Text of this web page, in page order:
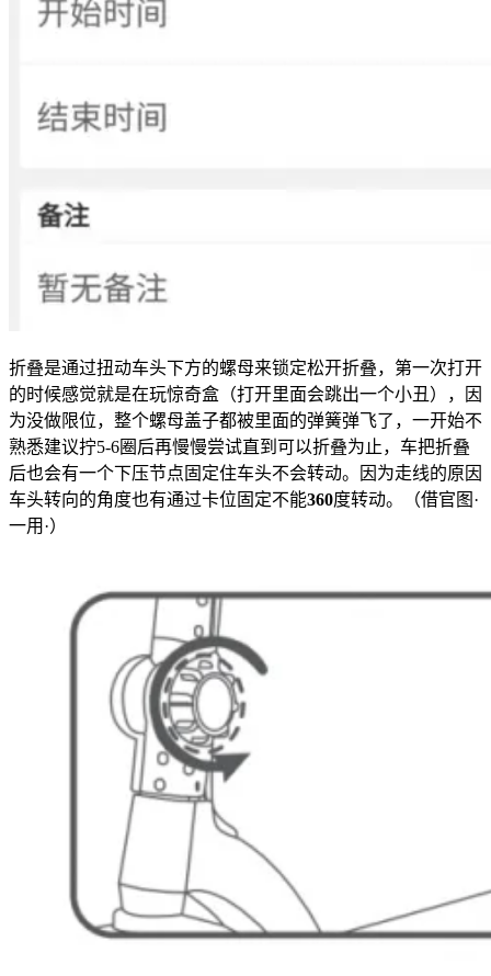
折叠是通过扭动车头下方的螺母来锁定松开折叠，第一次打开
的时候感觉就是在玩惊奇盒（打开里面会跳出一个小丑），因
为没做限位，整个螺母盖子都被里面的弹簧弹飞了，一开始不
熟悉建议拧5-6圈后再慢慢尝试直到可以折叠为止，车把折叠
后也会有一个下压节点固定住车头不会转动。因为走线的原因
车头转向的角度也有通过卡位固定不能360度转动。（借官图·
一用·）